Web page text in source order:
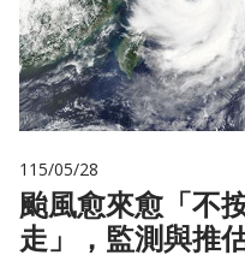
115/05/28
颱風愈來愈「不
走」，監測與推